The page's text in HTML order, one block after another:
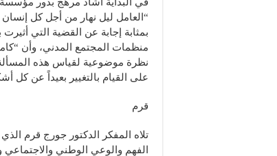
“العامل ليل نهار من أجل كل إنسان
منظمات المجتمع المدني، وأن
نظرة موضوعية لقياس هذه
على القيام بالتغيير بعيداً عن كل
قرم
تلاه المفكر الدكتور جورج قرم
الفهم والوعي الوطني والاجتماعي